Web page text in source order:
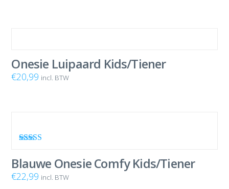
Onesie Luipaard Kids/Tiener
€20,99 incl. BTW
5.00
Blauwe Onesie Comfy Kids/Tiener
€22,99 incl. BTW